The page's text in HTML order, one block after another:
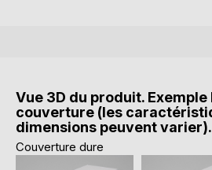
Vue 3D du produit. Exemple
couverture (les
dimensions peuvent varier).
Couverture dure